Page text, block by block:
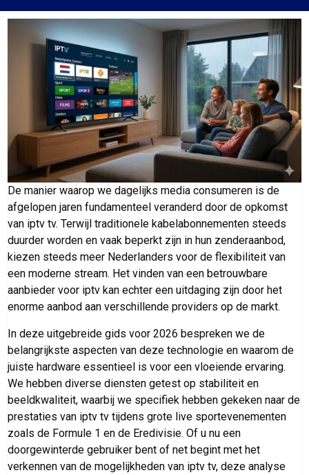
De manier waarop we dagelijks media consumeren is de
afgelopen jaren fundamenteel veranderd door de opkomst
van iptv tv. Terwijl traditionele kabelabonnementen steeds
duurder worden en vaak beperkt zijn in hun zenderaanbod,
kiezen steeds meer Nederlanders voor de flexibiliteit van
een moderne stream. Het vinden van een betrouwbare
aanbieder voor iptv kan echter een uitdaging zijn door het
enorme aanbod aan verschillende providers op de markt.
In deze uitgebreide gids voor 2026 bespreken we de
belangrijkste aspecten van deze technologie en waarom de
juiste hardware essentieel is voor een vloeiende ervaring.
We hebben diverse diensten getest op stabiliteit en
beeldkwaliteit, waarbij we specifiek hebben gekeken naar de
prestaties van iptv tv tijdens grote live sportevenementen
zoals de Formule 1 en de Eredivisie. Of u nu een
doorgewinterde gebruiker bent of net begint met het
verkennen van de mogelijkheden van iptv tv, deze analyse